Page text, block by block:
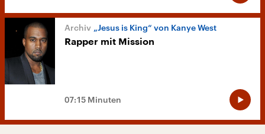
„Jesus is King“ von Kanye West
Rapper mit Mission
07:15 Minuten